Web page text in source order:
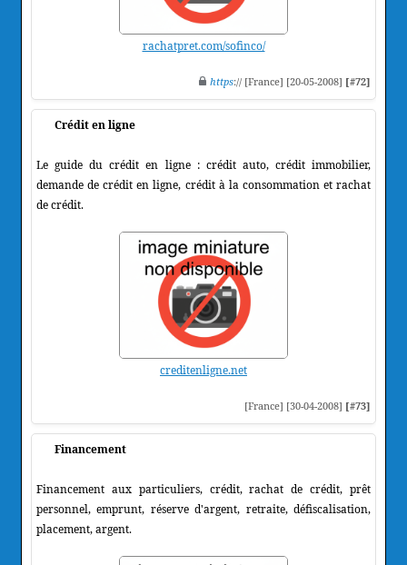
rachatpret.com/sofinco/
https:// [France] [20-05-2008] [#72]
Crédit en ligne
Le guide du crédit en ligne : crédit auto, crédit immobilier,
demande de crédit en ligne, crédit à la consommation et rachat
de crédit.
creditenligne.net
[France] [30-04-2008] [#73]
Financement
Financement aux particuliers, crédit, rachat de crédit, prêt
personnel, emprunt, réserve d'argent, retraite, défiscalisation,
placement, argent.